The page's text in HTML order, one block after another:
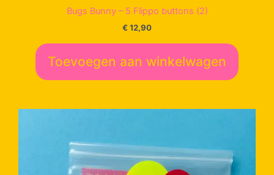
Bugs Bunny – 5 Flippo buttons (2)
€ 12,90
Toevoegen aan winkelwagen